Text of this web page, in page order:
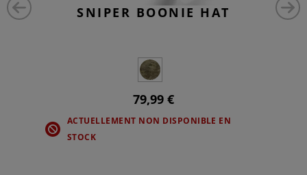
SNIPER BOONIE HAT
79,99 €
ACTUELLEMENT NON DISPONIBLE EN
STOCK